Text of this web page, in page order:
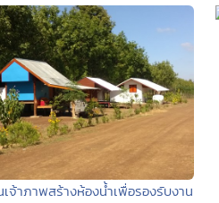
เจ้าภาพสร้างห้องน้ำเพื่อรองรับงาน